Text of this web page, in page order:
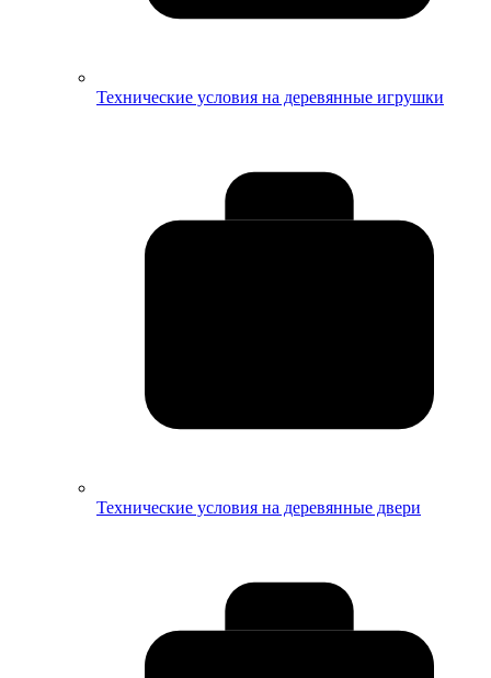
Технические условия на деревянные игрушки
Технические условия на деревянные двери